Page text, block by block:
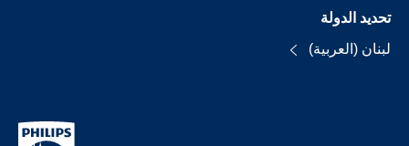
تحديد الدولة
لبنان (العربية)